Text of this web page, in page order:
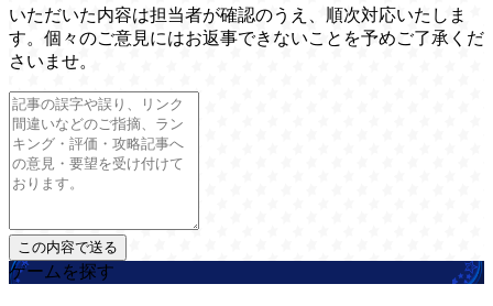
いただいた内容は担当者が確認のうえ、順次対応いたしま
す。個々のご意見にはお返事できないことを予めご了承くだ
さいませ。
ゲームを探す